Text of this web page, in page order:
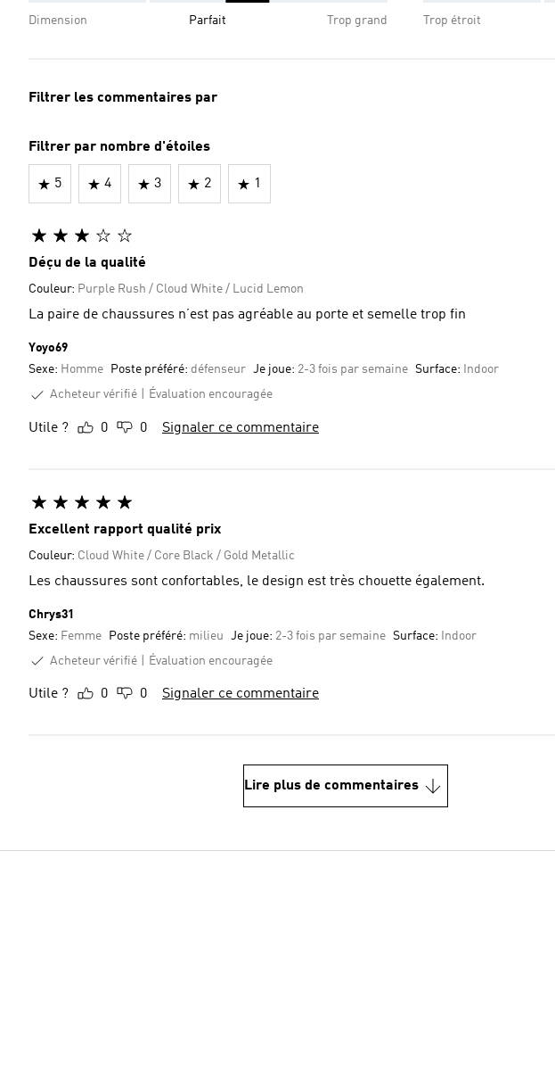
Dimension Parfait Trop grand Trop étroit
Filtrer les commentaires par
Filtrer par nombre d'étoiles
5 4 3 2 1
Déçu de la qualité
Couleur: Purple Rush / Cloud White / Lucid Lemon
La paire de chaussures n’est pas agréable au porte et semelle trop fin
Yoyo69
Sexe: Homme Poste préféré: défenseur Je joue: 2-3 fois par semaine Surface:
Indoor
Acheteur vérifié
Évaluation encouragée
Utile ? 0 0 Signaler ce commentaire
Excellent rapport qualité prix
Couleur: Cloud White / Core Black / Gold Metallic
Les chaussures sont confortables, le design est très chouette également.
Chrys31
Sexe: Femme Poste préféré: milieu Je joue: 2-3 fois par semaine Surface:
Indoor
Acheteur vérifié
Évaluation encouragée
Utile ? 0 0 Signaler ce commentaire
Lire plus de commentaires